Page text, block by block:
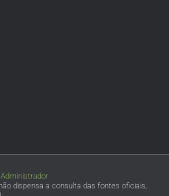
Administrador
dispensa a consulta das fontes oficiais,